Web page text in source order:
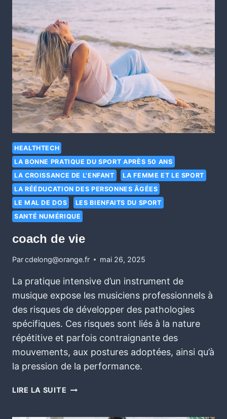
HEALTHTECH
LA BONNE PRATIQUE DU SPORT APRÈS 50 ANS
LA CROISSANCE DE L'ENFANT
LA FEMME ET LE SPORT
LA RÉÉDUCATION DES PERSONNES ÂGÉES
LE MAL DE DOS
LES BIENFAITS DU SPORT
SANTÉ NUMÉRIQUE
coach de vie
Parcdelong@orange.fr mai 26, 2025
La pratique intensive d’un instrument de
musique expose les musiciens professionnels à
des risques de développer des pathologies
spécifiques. Ces risques sont liés à la nature
répétitive et parfois contraignante des
mouvements, aux postures adoptées, ainsi qu’à
la pression de la performance.
LIRE LA SUITE